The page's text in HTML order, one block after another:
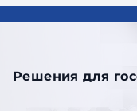
Решения для